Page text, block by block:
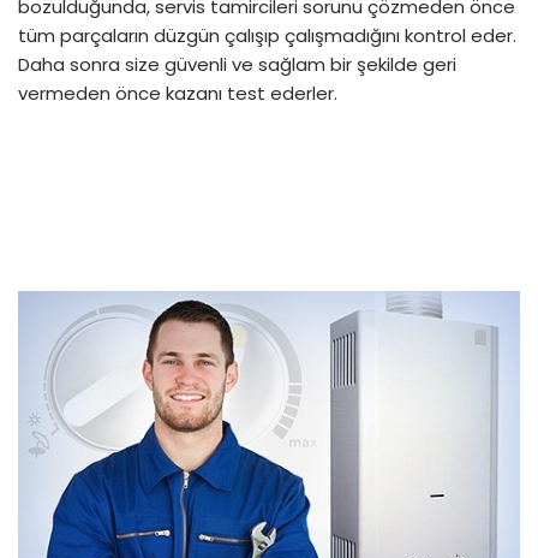
bozulduğunda, servis tamircileri sorunu çözmeden önce
tüm parçaların düzgün çalışıp çalışmadığını kontrol eder.
Daha sonra size güvenli ve sağlam bir şekilde geri
vermeden önce kazanı test ederler.